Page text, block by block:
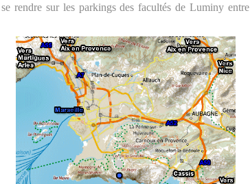
rendre sur les parkings des facultés de Luminy entre